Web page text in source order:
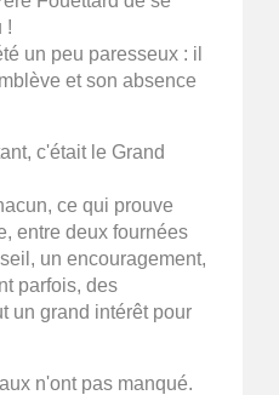
!
un peu paresseux : il
et son absence
c'était le Grand
ce qui prouve
entre deux fournées
un encouragement,
parfois, des
un grand intérêt pour
n'ont pas manqué.